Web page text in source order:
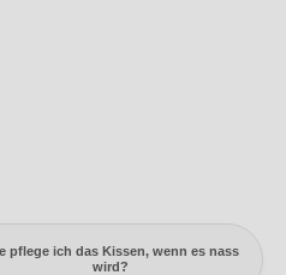
pflege ich das Kissen, wenn es nass
wird?